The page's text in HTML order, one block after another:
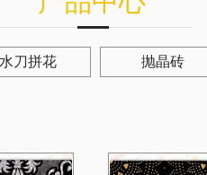
水刀拼花 抛晶砖